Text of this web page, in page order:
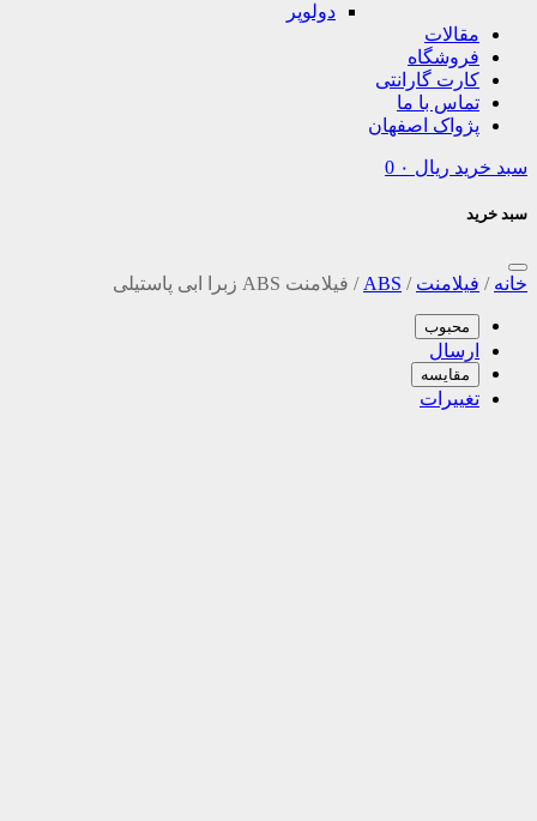
دولوپر
مقالات
فروشگاه
کارت گارانتی
تماس با ما
پژواک اصفهان
سبد خرید ریال 0
سبد خرید
خانه / فیلامنت /
ABS
/ فیلامنت ABS زبرا ابی پاستیلی
محبوب
ارسال
مقایسه
تغییرات